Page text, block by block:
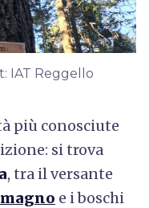
IAT Reggello
più conosciute
si trova
, tra il versante
e i boschi